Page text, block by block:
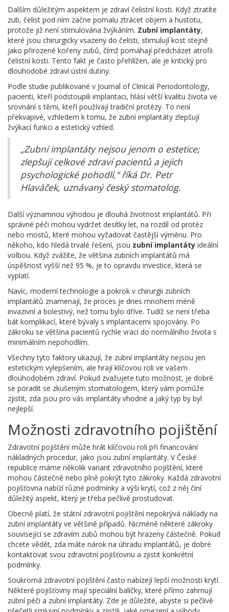
Dalším důležitým aspektem je zdraví čelistní kosti. Když ztratíte
zub, čelist pod ním začne pomalu ztrácet objem a hustotu,
protože již není stimulována žvýkáním. Zubní implantáty,
které jsou chirurgicky vsazeny do čelisti, stimulují kost stejně
jako přirozené kořeny zubů, čímž pomáhají předcházet atrofii
čelistní kosti. Tento fakt je často přehlížen, ale je kritický pro
dlouhodobé zdraví ústní dutiny.
Podle studie publikované v Journal of Clinical Periodontology,
pacienti, kteří podstoupili implantaci, hlásí větší kvalitu života ve
srovnání s těmi, kteří používají tradiční protézy. To není
překvapivé, vzhledem k tomu, že zubní implantáty zlepšují
žvýkací funkci a estetický vzhled.
„Zubní implantáty nejsou jenom o estetice;
zlepšují celkové zdraví pacientů a jejich
psychologické pohodlí,“ říká Dr. Petr
Hlaváček, uznávaný český stomatolog.
Další významnou výhodou je dlouhá životnost implantátů. Při
správné péči mohou vydržet desítky let, na rozdíl od protéz
nebo mostů, které mohou vyžadovat častější výměnu. Pro
někoho, kdo hledá trvalé řešení, jsou zubní implantáty ideální
volbou. Když zvážíte, že většina zubních implantátů má
úspěšnost vyšší než 95 %, je to opravdu investice, která se
vyplatí.
Navíc, moderní technologie a pokrok v chirurgii zubních
implantátů znamenají, že proces je dnes mnohem méně
invazivní a bolestivý, než tomu bylo dříve. Tudíž se není třeba
bát komplikací, které bývaly s implantacemi spojovány. Po
zákroku se většina pacientů rychle vrací do normálního života s
minimálním nepohodlím.
Všechny tyto faktory ukazují, že zubní implantáty nejsou jen
estetickým vylepšením, ale hrají klíčovou roli ve vašem
dlouhodobém zdraví. Pokud zvažujete tuto možnost, je dobré
se poradit se zkušeným stomatologem, který vám pomůže
zjistit, zda jsou pro vás implantáty vhodné a jaký typ by byl
nejlepší.
Možnosti zdravotního pojištění
Zdravotní pojištění může hrát klíčovou roli při financování
nákladných procedur, jako jsou zubní implantáty. V České
republice máme několik variant zdravotního pojištění, které
mohou částečně nebo plně pokrýt tyto zákroky. Každá zdravotní
pojišťovna nabízí různé podmínky a výši krytí, což z něj činí
důležitý aspekt, který je třeba pečlivě prostudovat.
Obecně platí, že státní zdravotní pojištění nepokrývá náklady na
zubní implantáty ve většině případů. Nicméně některé zákroky
související se zdravím zubů mohou být hrazeny částečně. Pokud
chcete vědět, zda máte nárok na úhradu implantátů, je dobré
kontaktovat svou zdravotní pojišťovnu a zjistit konkrétní
podmínky.
Soukromá zdravotní pojištění často nabízejí lepší možnosti krytí.
Některé pojišťovny mají speciální balíčky, které přímo zahrnují
zubní péči a zubní implantáty. Zde je důležité, abyste si pečlivě